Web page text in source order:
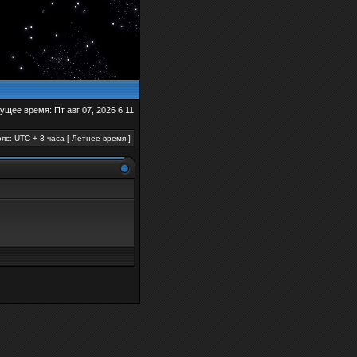
время: Пт авг 07, 2026 6:11
UTC + 3 часа [ Летнее время ]